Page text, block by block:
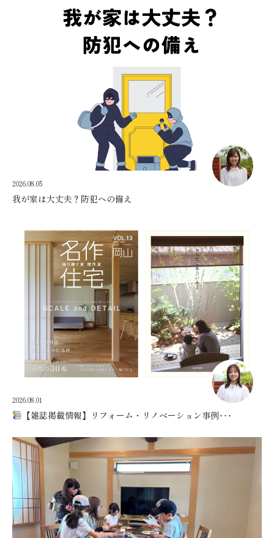
2026.08.05
我が家は大丈夫？防犯への備え
2026.08.01
【雑誌掲載情報】リフォーム・リノベーション事例･･･